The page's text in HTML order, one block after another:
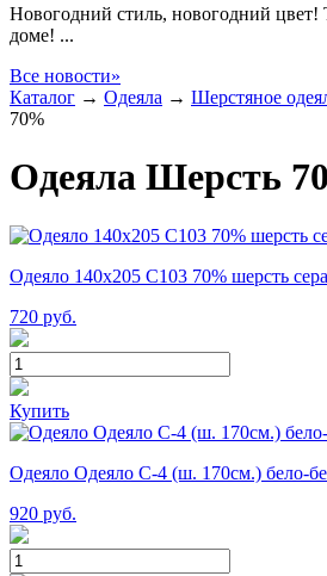
Новогодний стиль, новогодний
доме! ...
Все новости»
Каталог → Одеяла → Шерстяное
70%
Одеяла Шерсть
Одеяло 140х205 С103 70% шерсть
720 руб.
Купить
Одеяло Одеяло С-4 (ш. 170см.) бело-
920 руб.